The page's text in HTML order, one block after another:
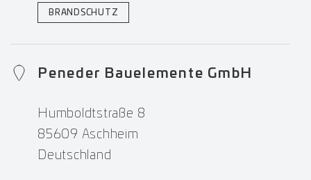
BRANDSCHUTZ
Peneder Bauelemente GmbH
Humboldtstraße 8
85609 Aschheim
Deutschland